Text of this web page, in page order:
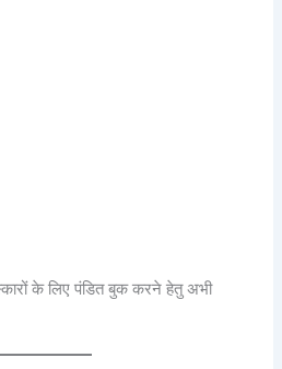
के लिए पंडित बुक करने हेतु अभी